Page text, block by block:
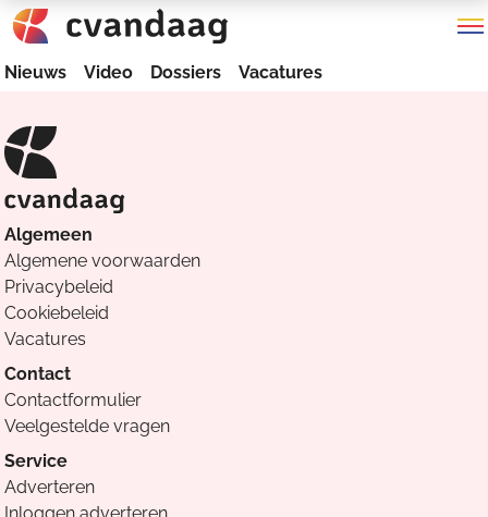
Nieuws Video Dossiers Vacatures
Algemeen
Algemene voorwaarden
Privacybeleid
Cookiebeleid
Vacatures
Contact
Contactformulier
Veelgestelde vragen
Service
Adverteren